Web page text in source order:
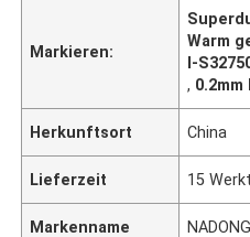
Markieren:
Warm
l-
,
Herkunftsort China
Lieferzeit 15
Markenname NADONG